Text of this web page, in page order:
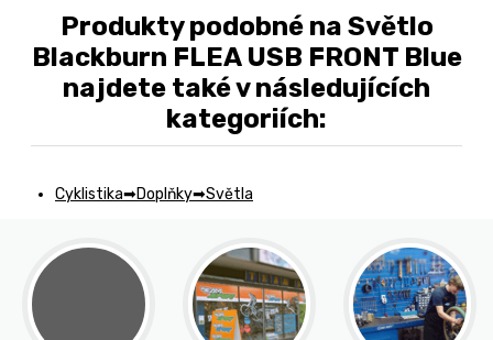
Produkty podobné na Světlo
Blackburn FLEA USB FRONT Blue
najdete také v následujících
kategoriích:
Cyklistika Doplňky Světla